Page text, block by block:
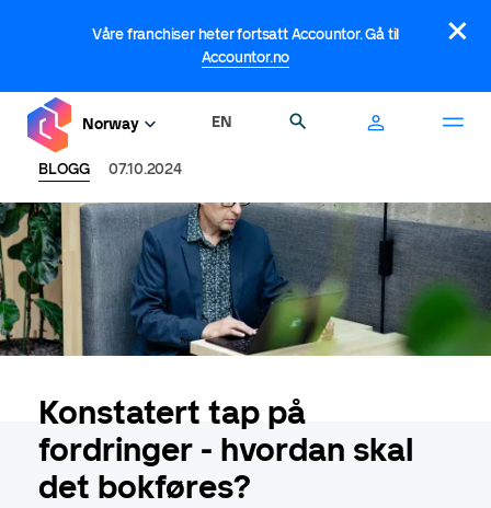
Våre franchiser heter fortsatt Accountor. Gå til
Accountor.no
×
Norway EN
BLOGG 07.10.2024
Konstatert tap på
fordringer - hvordan skal
det bokføres?